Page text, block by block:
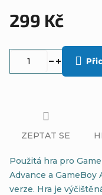
299 Kč
Použitá hra pro
Advance a GameBoy
verze. Hra je
ZEPTAT SE